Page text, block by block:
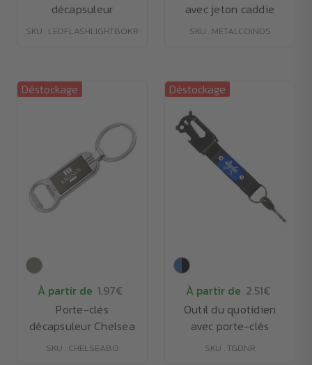
décapsuleur
SKU : LEDFLASHLIGHTBOKR
avec jeton caddie
SKU : METALCOINDS
Déstockage
À partir de 1.97€
Porte-clés
décapsuleur Chelsea
SKU : CHELSEABO
Déstockage
À partir de 2.51€
Outil du quotidien
avec porte-clés
SKU : TGDNR